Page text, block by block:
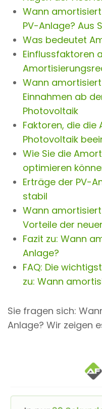
Wann
PV-Anlage? Aus
Was bedeutet
Einflussfaktoren
Wann amortisiert
Einnahmen ab
Photovoltaik
Faktoren, die die
Photovoltaik
Wie Sie die
optimieren
Erträge der PV-
stabil
Wann amortisiert
Vorteile der
Fazit zu: Wann
Anlage?
FAQ: Die
zu: Wann
Sie fragen sich:
Anlage? Wir zeigen